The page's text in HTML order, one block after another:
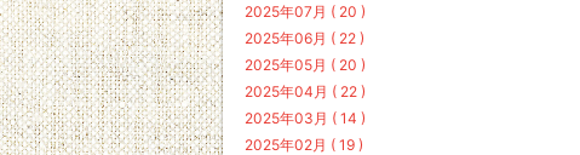
2025年07月 ( 20 )
2025年06月 ( 22 )
2025年05月 ( 20 )
2025年04月 ( 22 )
2025年03月 ( 14 )
2025年02月 ( 19 )